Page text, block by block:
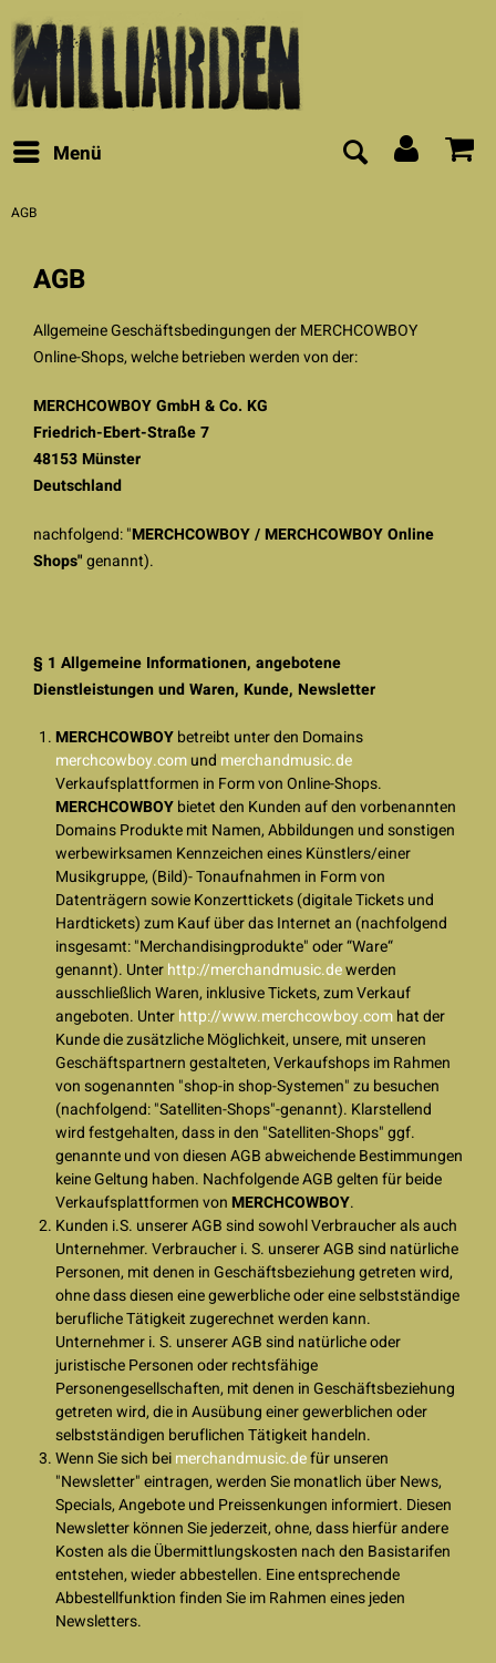
Menü
AGB
AGB
Allgemeine Geschäftsbedingungen der MERCHCOWBOY
Online-Shops, welche betrieben werden von der:
MERCHCOWBOY GmbH & Co. KG
Friedrich-Ebert-Straße 7
48153 Münster
Deutschland
nachfolgend: "MERCHCOWBOY / MERCHCOWBOY Online
Shops"genannt).
§ 1 Allgemeine Informationen, angebotene
Dienstleistungen und Waren, Kunde, Newsletter
MERCHCOWBOYbetreibt unter den Domains
merchcowboy.comund merchandmusic.de
Verkaufsplattformen in Form von Online-Shops.
MERCHCOWBOYbietet den Kunden auf den vorbenannten
Domains Produkte mit Namen, Abbildungen und sonstigen
werbewirksamen Kennzeichen eines Künstlers/einer
Musikgruppe, (Bild)- Tonaufnahmen in Form von
Datenträgern sowie Konzerttickets (digitale Tickets und
Hardtickets) zum Kauf über das Internet an (nachfolgend
insgesamt: "Merchandisingprodukte" oder “Ware“
genannt). Unterhttp://merchandmusic.dewerden
ausschließlich Waren, inklusive Tickets, zum Verkauf
angeboten. Unterhttp://www.merchcowboy.comhat der
Kunde die zusätzliche Möglichkeit, unsere, mit unseren
Geschäftspartnern gestalteten, Verkaufshops im Rahmen
von sogenannten "shop-in shop-Systemen" zu besuchen
(nachfolgend: "Satelliten-Shops"-genannt). Klarstellend
wird festgehalten, dass in den "Satelliten-Shops" ggf.
genannte und von diesen AGB abweichende Bestimmungen
keine Geltung haben. Nachfolgende AGB gelten für beide
Verkaufsplattformen vonMERCHCOWBOY.
Kunden i.S. unserer AGB sind sowohl Verbraucher als auch
Unternehmer. Verbraucher i. S. unserer AGB sind natürliche
Personen, mit denen in Geschäftsbeziehung getreten wird,
ohne dass diesen eine gewerbliche oder eine selbstständige
berufliche Tätigkeit zugerechnet werden kann.
Unternehmer i. S. unserer AGB sind natürliche oder
juristische Personen oder rechtsfähige
Personengesellschaften, mit denen in Geschäftsbeziehung
getreten wird, die in Ausübung einer gewerblichen oder
selbstständigen beruflichen Tätigkeit handeln.
Wenn Sie sich beimerchandmusic.defür unseren
"Newsletter" eintragen, werden Sie monatlich über News,
Specials, Angebote und Preissenkungen informiert. Diesen
Newsletter können Sie jederzeit, ohne, dass hierfür andere
Kosten als die Übermittlungskosten nach den Basistarifen
entstehen, wieder abbestellen. Eine entsprechende
Abbestellfunktion finden Sie im Rahmen eines jeden
Newsletters.